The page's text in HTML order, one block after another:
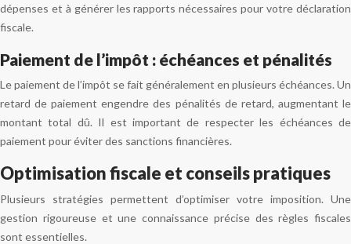
dépenses et à générer les rapports nécessaires pour votre déclaration
fiscale.
Paiement de l’impôt : échéances et pénalités
Le paiement de l’impôt se fait généralement en plusieurs échéances. Un
retard de paiement engendre des pénalités de retard, augmentant le
montant total dû. Il est important de respecter les échéances de
paiement pour éviter des sanctions financières.
Optimisation fiscale et conseils pratiques
Plusieurs stratégies permettent d’optimiser votre imposition. Une
gestion rigoureuse et une connaissance précise des règles fiscales
sont essentielles.